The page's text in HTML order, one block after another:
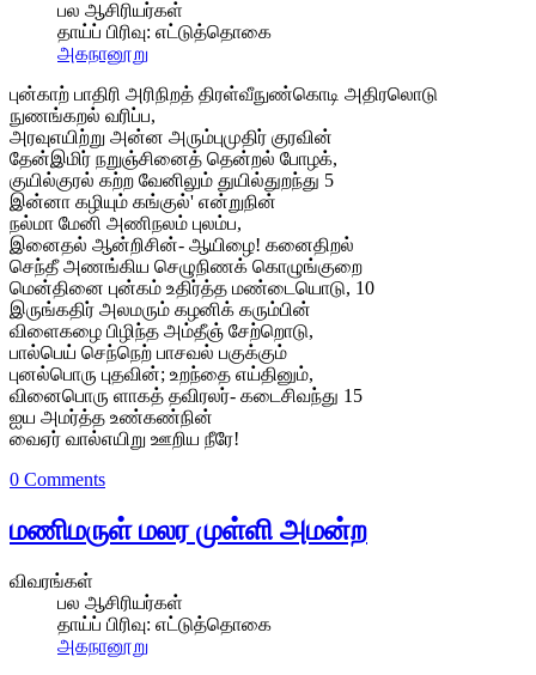
பல ஆசிரியர்கள்
தாய்ப் பிரிவு: எட்டுத்தொகை
அகநானூறு
புன்காற் பாதிரி அரிநிறத் திரள்வீநுண்கொடி அதிரலொடு
நுணங்கறல் வரிப்ப,
அரவுஎயிற்று அன்ன அரும்புமுதிர் குரவின்
தேன்இமிர் நறுஞ்சினைத் தென்றல் போழக்,
குயில்குரல் கற்ற வேனிலும் துயில்துறந்து 5
இன்னா கழியும் கங்குல்' என்றுநின்
நல்மா மேனி அணிநலம் புலம்ப,
இனைதல் ஆன்றிசின்- ஆயிழை! கனைதிறல்
செந்தீ அணங்கிய செழுநிணக் கொழுங்குறை
மென்தினை புன்கம் உதிர்த்த மண்டையொடு, 10
இருங்கதிர் அலமரும் கழனிக் கரும்பின்
விளைகழை பிழிந்த அம்தீஞ் சேற்றொடு,
பால்பெய் செந்நெற் பாசவல் பகுக்கும்
புனல்பொரு புதவின்; உறந்தை எய்தினும்,
வினைபொரு ளாகத் தவிரலர்- கடைசிவந்து 15
ஐய அமர்த்த உண்கண்நின்
வைஏர் வால்எயிறு ஊறிய நீரே!
0 Comments
மணிமருள் மலர முள்ளி அமன்ற
விவரங்கள்
பல ஆசிரியர்கள்
தாய்ப் பிரிவு: எட்டுத்தொகை
அகநானூறு